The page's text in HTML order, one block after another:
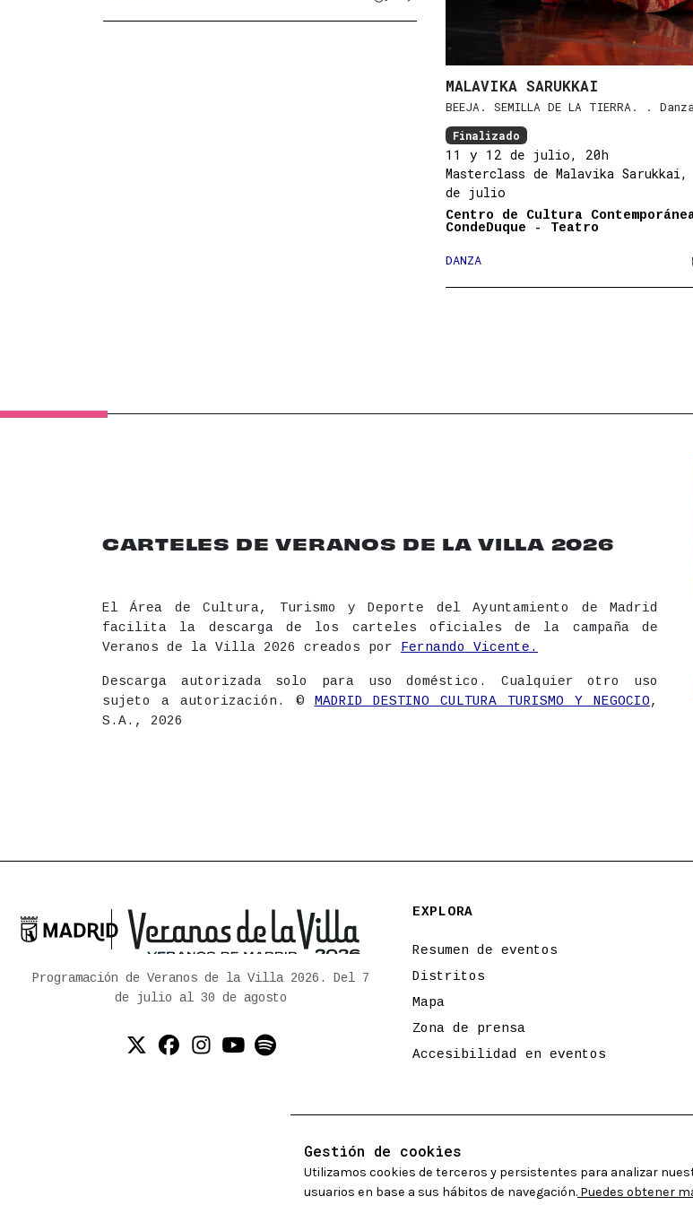
Gestión de cookies
Utilizamos cookies de terceros y persistentes para analizar
usuarios en base a sus hábitos de navegación. Puedes obtener
MALAVIKA SARUKKAI
BEEJA. SEMILLA DE LA TIERRA. .
Finalizado
11 y 12 de julio, 20h
Masterclass de Malavika Sarukkai,
de julio
Centro de Cultura
CondeDuque - Teatro
DANZA
CARTELES DE VERANOS DE LA VILLA 2026
El Área de Cultura, Turismo y Deporte del Ayuntamiento de Madrid
facilita la descarga de los carteles oficiales de la campaña de
Veranos de la Villa 2026 creados por
Fernando Vicente.
Descarga autorizada solo para uso doméstico. Cualquier otro uso
sujeto a autorización. ©
MADRID DESTINO CULTURA TURISMO Y NEGOCIO,
S.A., 2026

Ayuntamiento de Madrid
Programación de Veranos de la Villa 2026. Del 7
de julio al 30 de agosto
Twitter (X)
Facebook
Instagram
YouTube
Spotify
EXPLORA
Resumen de eventos
Distritos
Mapa
Zona de prensa
Accesibilidad en eventos